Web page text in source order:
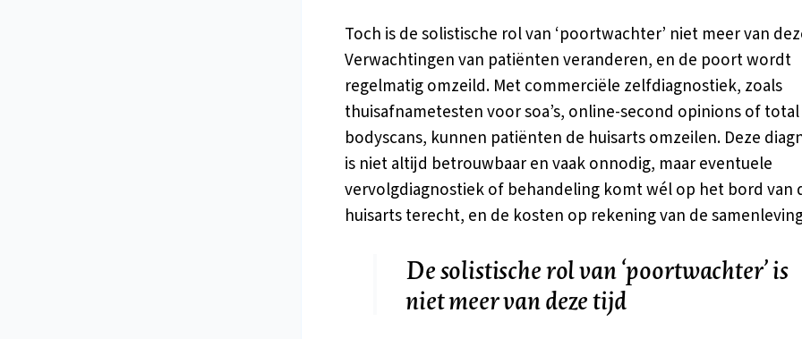
Toch is de solistische rol van ‘poortwachter’ niet meer van
Verwachtingen van patiënten veranderen, en de poort wordt
regelmatig omzeild. Met commerciële zelfdiagnostiek, zoals
thuisafnametesten voor soa’s, online-second opinions of total
bodyscans, kunnen patiënten de huisarts omzeilen. Deze
is niet altijd betrouwbaar en vaak onnodig, maar eventuele
vervolgdiagnostiek of behandeling komt wél op het bord van
huisarts terecht, en de kosten op rekening van de
De solistische rol van ‘poortwachter’ is
niet meer van deze tijd